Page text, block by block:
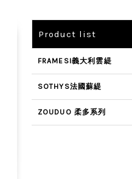
Product list
FRAMESI義大利雲緹
SOTHYS法國蘇緹
ZOUDUO 柔多系列